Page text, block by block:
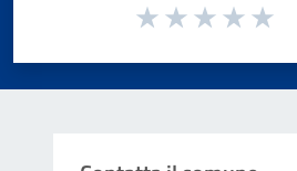
Valuta da 1 a 5 stelle la pagina